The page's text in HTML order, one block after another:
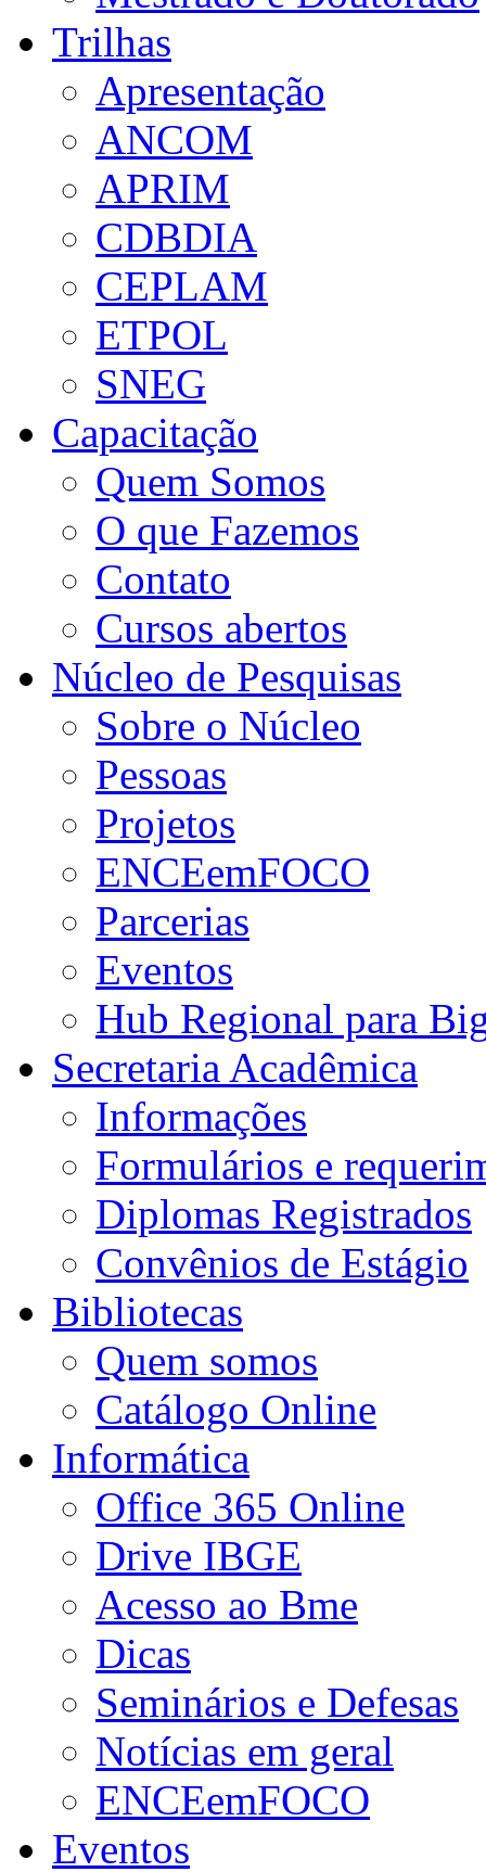
Trilhas
Apresentação
ANCOM
APRIM
CDBDIA
CEPLAM
ETPOL
SNEG
Capacitação
Quem Somos
O que Fazemos
Contato
Cursos abertos
Núcleo de Pesquisas
Sobre o Núcleo
Pessoas
Projetos
ENCEemFOCO
Parcerias
Eventos
Hub Regional para
Secretaria Acadêmica
Informações
Formulários e
Diplomas Registrados
Convênios de Estágio
Bibliotecas
Quem somos
Catálogo Online
Informática
Office 365 Online
Drive IBGE
Acesso ao Bme
Dicas
Seminários e Defesas
Notícias em geral
ENCEemFOCO
Eventos